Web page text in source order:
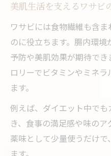
美肌生活を支えるワサビ
ワサビには食物繊維も含
のに役立ちます。腸内環
予防や美肌効果が期待で
ロリーでビタミンやミネ
ます。
例えば、ダイエット中で
き、食事の満足感や味のア
薬味として少量使うだけ
ます。